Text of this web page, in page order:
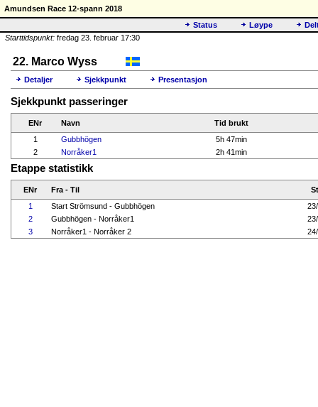
Amundsen Race 12-spann 2018
Status
Løype
Starttidspunkt: fredag 23. februar 17:30
22. Marco Wyss
Detaljer Sjekkpunkt Presentasjon
Sjekkpunkt passeringer
ENr Navn
Tid brukt
1
Gubbhögen
5h 47min
2
Norråker1 2h 41min
Etappe statistikk
ENr Fra - Til
1
Start Strömsund - Gubbhögen
2
Gubbhögen - Norråker1
3
Norråker1 - Norråker 2